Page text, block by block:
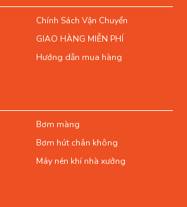
Chính Sách Vận Chuyển
GIAO HÀNG MIỄN PHÍ
Hướng dẫn mua hàng
Bơm màng
Bơm hút chân không
Máy nén khí nhà xưởng